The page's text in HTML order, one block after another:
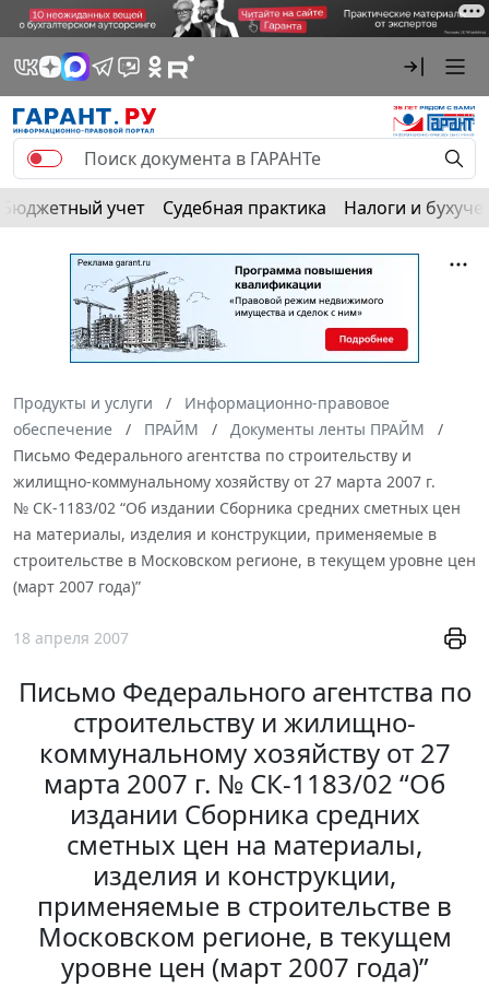
Бюджетный учет Судебная практика Налоги и
Продукты и услуги
Информационно-правовое
обеспечение
ПРАЙМ
Документы ленты ПРАЙМ
Письмо Федерального агентства по строительству и
жилищно-коммунальному хозяйству от 27 марта 2007 г.
№ СК-1183/02 “Об издании Сборника средних сметных цен
на материалы, изделия и конструкции, применяемые в
строительстве в Московском регионе, в текущем уровне цен
(март 2007 года)”
18 апреля 2007
Письмо Федерального агентства по
строительству и жилищно-
коммунальному хозяйству от 27
марта 2007 г. № СК-1183/02 “Об
издании Сборника средних
сметных цен на материалы,
изделия и конструкции,
применяемые в строительстве в
Московском регионе, в текущем
уровне цен (март 2007 года)”